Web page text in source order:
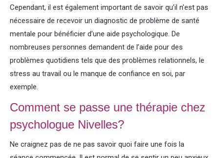
Cependant, il est également important de savoir qu’il n’est pas
nécessaire de recevoir un diagnostic de problème de santé
mentale pour bénéficier d’une aide psychologique. De
nombreuses personnes demandent de l’aide pour des
problèmes quotidiens tels que des problèmes relationnels, le
stress au travail ou le manque de confiance en soi, par
exemple.
Comment se passe une thérapie chez
psychologue Nivelles?
Ne craignez pas de ne pas savoir quoi faire une fois la